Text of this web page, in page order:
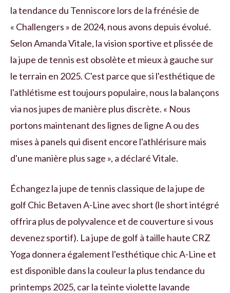
la tendance du Tenniscore lors de la frénésie de
« Challengers » de 2024, nous avons depuis évolué.
Selon Amanda Vitale, la vision sportive et plissée de
la jupe de tennis est obsolète et mieux à gauche sur
le terrain en 2025. C'est parce que si l'esthétique de
l'athlétisme est toujours populaire, nous la balançons
via nos jupes de manière plus discrète. « Nous
portons maintenant des lignes de ligne A ou des
mises à panels qui disent encore l'athlérisure mais
d'une manière plus sage », a déclaré Vitale.
Échangez la jupe de tennis classique de la jupe de
golf Chic Betaven A-Line avec short (le short intégré
offrira plus de polyvalence et de couverture si vous
devenez sportif). La jupe de golf à taille haute CRZ
Yoga donnera également l'esthétique chic A-Line et
est disponible dans la couleur la plus tendance du
printemps 2025, car la teinte violette lavande